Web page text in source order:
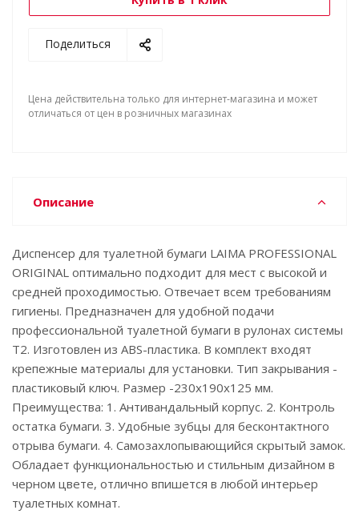
Поделиться
Цена действительна только для интернет-магазина и может
отличаться от цен в розничных магазинах
Описание
Диспенсер для туалетной бумаги LAIMA PROFESSIONAL
ORIGINAL оптимально подходит для мест с высокой и
средней проходимостью. Отвечает всем требованиям
гигиены. Предназначен для удобной подачи
профессиональной туалетной бумаги в рулонах системы
Т2. Изготовлен из ABS-пластика. В комплект входят
крепежные материалы для установки. Тип закрывания -
пластиковый ключ. Размер -230х190х125 мм.
Преимущества: 1. Антивандальный корпус. 2. Контроль
остатка бумаги. 3. Удобные зубцы для бесконтактного
отрыва бумаги. 4. Самозахлопывающийся скрытый замок.
Обладает функциональностью и стильным дизайном в
черном цвете, отлично впишется в любой интерьер
туалетных комнат.